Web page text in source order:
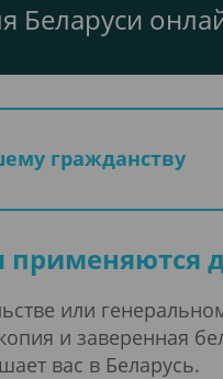
Беларуси
гражданству
применяются
или
и заверенная
вас в Беларусь.